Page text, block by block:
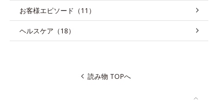
お客様エピソード（11）
ヘルスケア（18）
読み物 TOPへ